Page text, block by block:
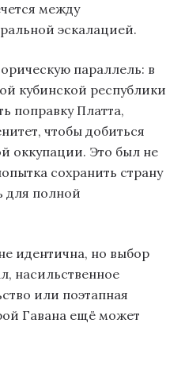
между
эскалацией.
параллель: в
кубинской республики
поправку Платта,
чтобы добиться
оккупации. Это был не
сохранить страну
для полной
идентична, но выбор
насильственное
или поэтапная
Гавана ещё может